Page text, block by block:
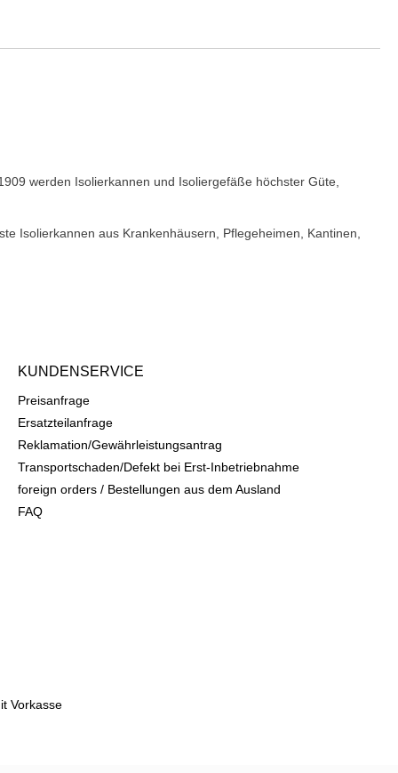
werden Isolierkannen und Isoliergefäße höchster Güte,
Isolierkannen aus Krankenhäusern, Pflegeheimen, Kantinen,
KUNDENSERVICE
Preisanfrage
Ersatzteilanfrage
Reklamation/Gewährleistungsantrag
Transportschaden/Defekt bei Erst-Inbetriebnahme
foreign orders / Bestellungen aus dem Ausland
FAQ